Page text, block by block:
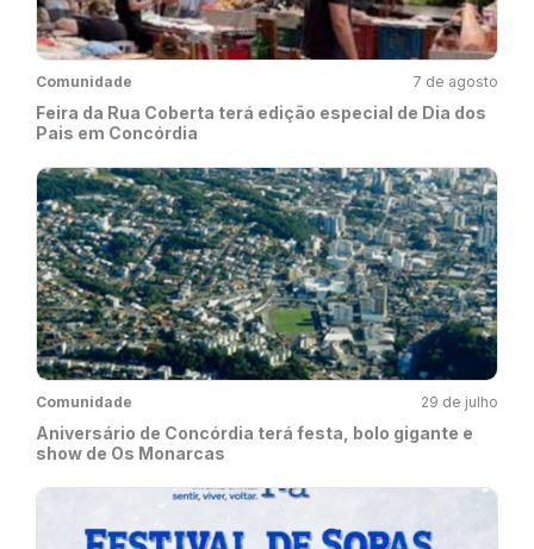
Comunidade 7 de agosto
Feira da Rua Coberta terá edição especial de Dia dos
Pais em Concórdia
Comunidade 29 de julho
Aniversário de Concórdia terá festa, bolo gigante e
show de Os Monarcas